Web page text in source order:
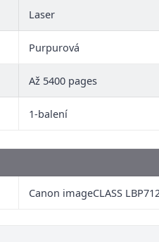
Laser
Purpurová
Až 5400 pages
1-balení
Canon imageCLASS